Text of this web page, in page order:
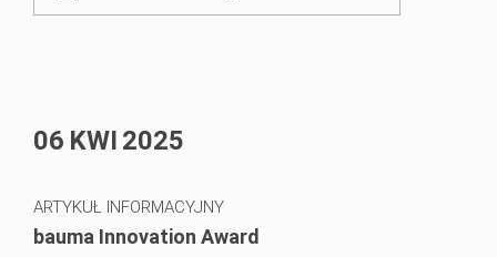
06 KWI 2025
ARTYKUŁ INFORMACYJNY
bauma Innovation Award